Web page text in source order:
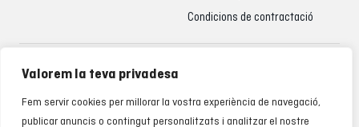
Valorem la teva privadesa
Fem servir cookies per millorar la vostra experiència de navegació,
publicar anuncis o contingut personalitzats i analitzar el nostre
Condicions de contractació
Atenció al client